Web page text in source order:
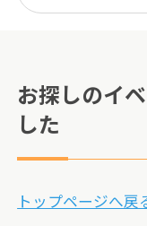
お探しのイ
した
トップページへ戻